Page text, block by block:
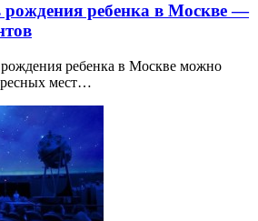
рождения ребенка в Москве —
ребенка в Москве можно
мест…